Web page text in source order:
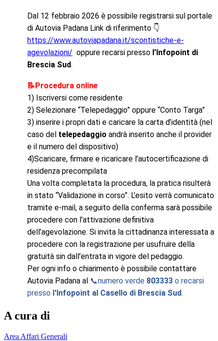
Dal 12 febbraio 2026 è possibile registrarsi sul portale
di Autovia Padana Link di riferimento 👇
https://www.autoviapadana.it/scontistiche-e-
agevolazioni/ oppure recarsi presso l’Infopoint di
Brescia Sud.
📝Procedura online
1) Iscriversi come residente
2) Selezionare “Telepedaggio” oppure “Conto Targa”
3) inserire i propri dati e caricare la carta d’identità (nel
caso del telepedaggio andrà inserito anche il provider
e il numero del dispositivo)
4)Scaricare, firmare e ricaricare l’autocertificazione di
residenza precompilata
Una volta completata la procedura, la pratica risulterà
in stato “Validazione in corso”. L’esito verrà comunicato
tramite e-mail, a seguito della conferma sarà possibile
procedere con l’attivazione definitiva
dell’agevolazione. Si invita la cittadinanza interessata a
procedere con la registrazione per usufruire della
gratuità sin dall’entrata in vigore del pedaggio.
Per ogni info o chiarimento è possibile contattare
Autovia Padana al 📞numero verde 803333 o recarsi
presso l'Infopoint al Casello di Brescia Sud.
A cura di
Area Affari Generali